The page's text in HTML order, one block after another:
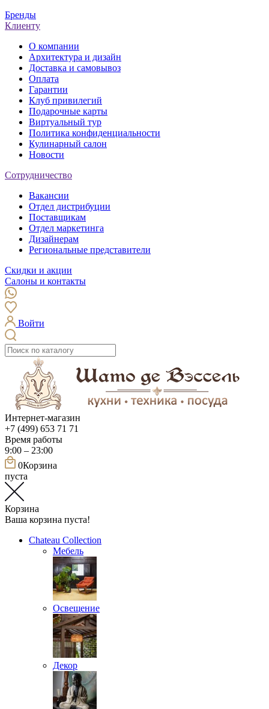
Бренды
Клиенту
О компании
Архитектура и дизайн
Доставка и самовывоз
Оплата
Гарантии
Клуб привилегий
Подарочные карты
Виртуальный тур
Политика конфиденциальности
Кулинарный салон
Новости
Сотрудничество
Вакансии
Отдел дистрибуции
Поставщикам
Отдел маркетинга
Дизайнерам
Региональные представители
Скидки и акции
Салоны и контакты
Войти
Интернет-магазин
+7 (499) 653 71 71
Время работы
9:00 – 23:00
0Корзина
пуста
Корзина
Ваша корзина пуста!
Chateau Collection
Мебель
Освещение
Декор